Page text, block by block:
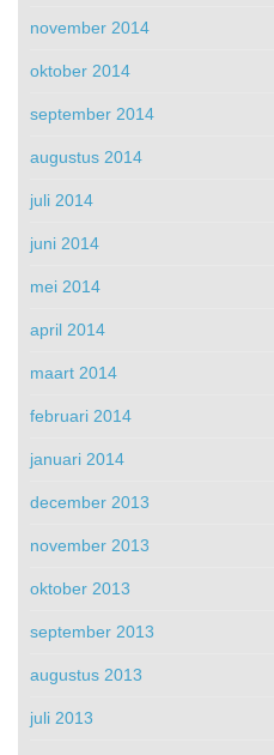
november 2014
oktober 2014
september 2014
augustus 2014
juli 2014
juni 2014
mei 2014
april 2014
maart 2014
februari 2014
januari 2014
december 2013
november 2013
oktober 2013
september 2013
augustus 2013
juli 2013